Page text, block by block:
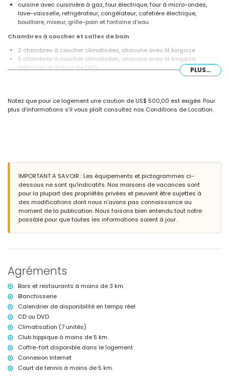
cuisine avec cuisinière à gaz, four électrique, four à micro-ondes,
lave-vaisselle, refrigérateur, congélateur, cafetière électrique,
bouilloire, mixeur, grille-pain et fontaine d'eau
Chambres à coucher et salles de bain
2 chambres à coucher climatisées, chacune avec lit kingsize
5 chambres à coucher climatisées, chacune avec lit kingsize,
télévision et lecteur de DVD
2 salle de bain en suite, chacune avec double lavabo, bain douche,
et sèche-cheveux
3 salle de bain en suite, chacune avec double lavabo, douche et
piscine privée de 25m x 6m et 1,8m de profondeur
jardin merveilleux avec pelouse, d´arbres et mobilier de jardin avec
chaises longues
3 terrasse
douche extérieure
coin pour s'asseoir en plein air
Informations additionnelles
la villa)
Caractéristiques et services inclus dans le prix de location de la
villa
ordinateur et internet (WiFi)
literie, serviettes et lit enfant/lit bébé
service de réception et surveillance 24h/24
nettoyage quotidien
air conditioning (7 chambres climatisées)
sauna
PLUS...
Notez que pour ce logement une caution de US$ 500,00 est exigée. Pour
plus d’informations s’il vous plaît consultez nos Conditions de Location.
IMPORTANT A SAVOIR : Les équipements et pictogrammes ci-
dessous ne sont qu'indicatifs. Nos maisons de vacances sont
pour la plupart des propriétés privées et peuvent être sujettes à
des modifications dont nous n'avons pas connaissance au
moment de la publication. Nous faisons bien entendu tout notre
possible pour que toutes les informations soient à jour.
Agréments
Bars et restaurants à moins de 3 km.
Blanchisserie
Calendrier de disponibilité en temps réel
CD ou DVD
Climatisation (7 unités)
Club hippique à moins de 5 km.
Coffre-fort disponible dans le logement
Connexion Internet
Court de tennis à moins de 5 km.